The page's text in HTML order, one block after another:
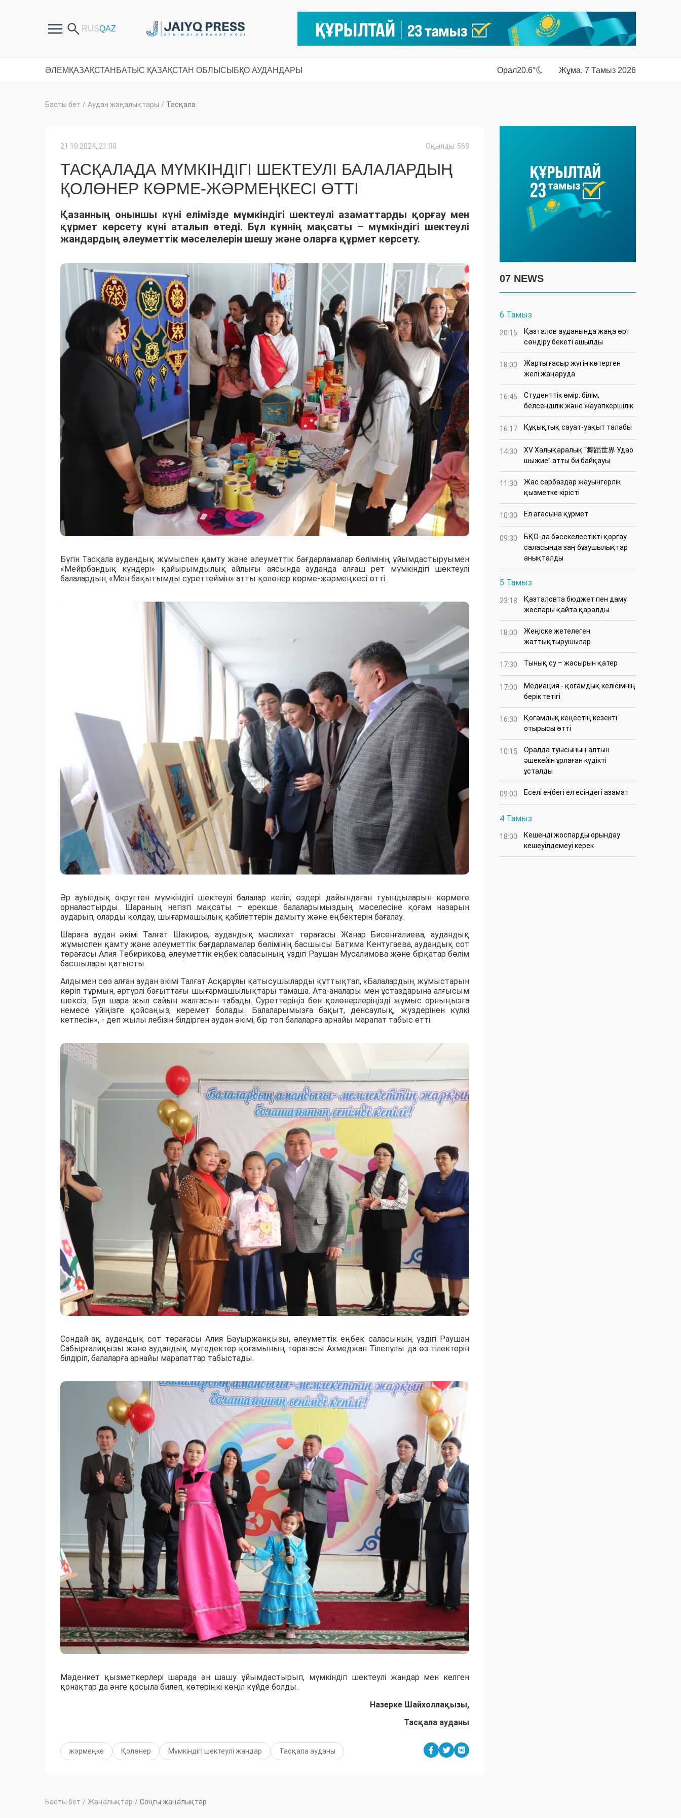
ӘЛЕМ ҚАЗАҚСТАН БАТЫС ҚАЗАҚСТАН ОБЛЫСЫ БҚО АУДАНДАРЫ Орал20.6° Жұма, 7 Тамыз 2026
Басты бет / Аудан жаңалықтары / Тасқала
21.10.2024, 21:00 Оқылды: 568
ТАСҚАЛАДА МҮМКІНДІГІ ШЕКТЕУЛІ БАЛАЛАРДЫҢ
ҚОЛӨНЕР КӨРМЕ-ЖӘРМЕҢКЕСІ ӨТТІ
Қазанның оныншы күні елімізде мүмкіндігі шектеулі азаматтарды қорғау мен
құрмет көрсету күні аталып өтеді. Бұл күннің мақсаты – мүмкіндігі шектеулі
жандардың әлеуметтік мәселелерін шешу және оларға құрмет көрсету.
Бүгін Тасқала аудандық жұмыспен қамту және әлеуметтік бағдарламалар бөлімінің ұйымдастыруымен
«Мейірбандық күндері» қайырымдылық айлығы аясында ауданда алғаш рет мүмкіндігі шектеулі
балалардың «Мен бақытымды суреттеймін» атты қолөнер көрме-жәрмеңкесі өтті.
Әр ауылдық округтен мүмкіндігі шектеулі балалар келіп, өздері дайындаған туындыларын көрмеге
орналастырды. Шараның негізгі мақсаты – ерекше балаларымыздың мәселесіне қоғам назарын
аударып, оларды қолдау, шығармашылық қабілеттерін дамыту және еңбектерін бағалау.
Шараға аудан әкімі Талғат Шакиров, аудандық мәслихат төрағасы Жанар Бисенғалиева, аудандық
жұмыспен қамту және әлеуметтік бағдарламалар бөлімінің басшысы Батима Кентугаева, аудандық сот
төрағасы Алия Тебирикова, әлеуметтік еңбек саласының үздігі Раушан Мусалимова және бірқатар бөлім
басшылары қатысты.
Алдымен сөз алған аудан әкімі Талғат Асқарұлы қатысушыларды құттықтап, «Балалардың жұмыстарын
көріп тұрмын, әртүрлі бағыттағы шығармашылықтары тамаша. Ата-аналары мен ұстаздарына алғысым
шексіз. Бұл шара жыл сайын жалғасын табады. Суреттеріңіз бен қолөнерлеріңізді жұмыс орныңызға
немесе үйіңізге қойсаңыз, керемет болады. Балаларымызға бақыт, денсаулық, жүздерінен күлкі
кетпесін», - деп жылы лебізін білдірген аудан әкімі, бір топ балаларға арнайы марапат табыс етті.
Сондай-ақ, аудандық сот төрағасы Алия Бауыржанқызы, әлеуметтік еңбек саласының үздігі Раушан
Сабырғалиқызы және аудандық мүгедектер қоғамының төрағасы Ахмеджан Тілепұлы да өз тілектерін
білдіріп, балаларға арнайы марапаттар табыстады.
Мәдениет қызметкерлері шарада ән шашу ұйымдастырып, мүмкіндігі шектеулі жандар мен келген
қонақтар да әнге қосыла билеп, көтеріңкі көңіл күйде болды.
Назерке Шайхоллақызы,
Тасқала ауданы
жәрмеңке Қолөнер Мүмкіндігі шектеулі жандар Тасқала ауданы
Басты бет / Жаңалықтар / Соңғы жаңалықтар
07 NEWS
6 Тамыз
20:15
Қазталов ауданында жаңа өрт
сөндіру бекеті ашылды
18:00
Жарты ғасыр жүгін көтерген
желі жаңаруда
16:45
Студенттік өмір: білім,
белсенділік және жауапкершілік
16:17 Құқықтық сауат-уақыт талабы
14:30
XV Халықаралық “舞蹈世界 Удао
шыжие” атты би байқауы
11:30
Жас сарбаздар жауынгерлік
қызметке кірісті
10:30 Ел ағасына құрмет
09:30
БҚО-да бәсекелестікті қорғау
саласында заң бұзушылықтар
анықталды
5 Тамыз
23:18
Қазталовта бюджет пен даму
жоспары қайта қаралды
18:00
Жеңіске жетелеген
жаттықтырушылар
17:30 Тынық су – жасырын қатер
17:00
Медиация - қоғамдық келісімнің
берік тетігі
16:30
Қоғамдық кеңестің кезекті
отырысы өтті
10:15
Оралда туысының алтын
әшекейін ұрлаған күдікті
ұсталды
09:00 Еселі еңбегі ел есіндегі азамат
4 Тамыз
18:00
Кешенді жоспарды орындау
кешеуілдемеуі керек